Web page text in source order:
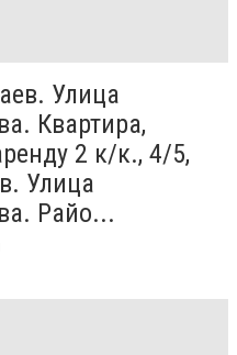
Улица
Квартира,
2 к/к., 4/5,
Улица
Райо...